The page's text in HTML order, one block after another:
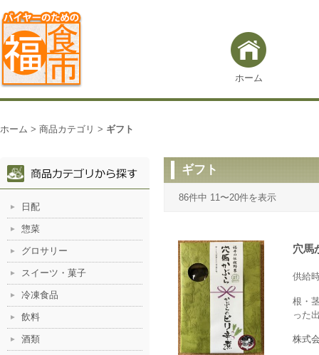
ホーム
ホーム > 商品カテゴリ > ギフト
ギフト
86件中 11〜20件を表示
穴馬
供給
根・
った
株式
日配
惣菜
グロサリー
スイーツ・菓子
冷凍食品
飲料
酒類